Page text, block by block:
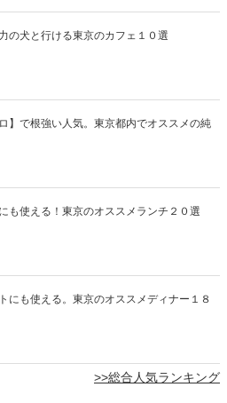
の犬と行ける東京のカフェ１０選
】で根強い人気。東京都内でオススメの純
も使える！東京のオススメランチ２０選
にも使える。東京のオススメディナー１８
>>総合人気ランキング